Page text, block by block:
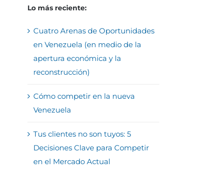
Lo más reciente:
Cuatro Arenas de Oportunidades
en Venezuela (en medio de la
apertura económica y la
reconstrucción)
Cómo competir en la nueva
Venezuela
Tus clientes no son tuyos: 5
Decisiones Clave para Competir
en el Mercado Actual